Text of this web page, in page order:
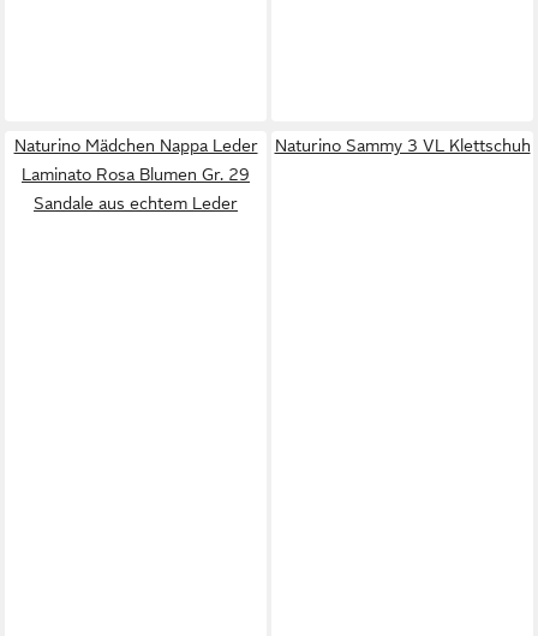
Naturino Mädchen Nappa Leder
Laminato Rosa Blumen Gr. 29
Sandale aus echtem Leder
Naturino Sammy 3 VL Klettschuh